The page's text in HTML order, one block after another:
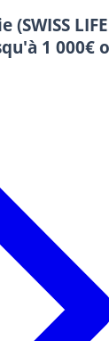
LIFE
1 000€